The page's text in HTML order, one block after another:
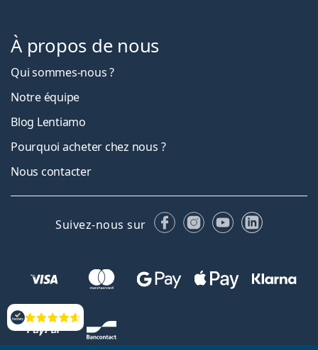
Évaluation
À propos de nous
Qui sommes-nous ?
Notre équipe
Blog Lentiamo
Pourquoi acheter chez nous ?
Nous contacter
Suivez-nous sur FacebookInstagram
YouTubeLinkedIn